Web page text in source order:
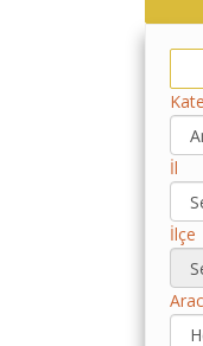
Hesaplama
İl
İlçe